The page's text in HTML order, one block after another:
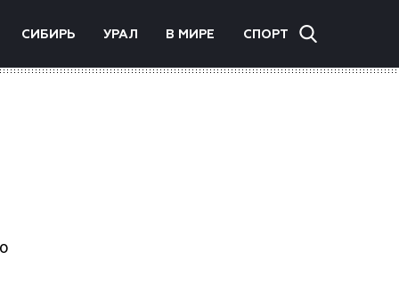
СИБИРЬ УРАЛ В МИРЕ СПОРТ